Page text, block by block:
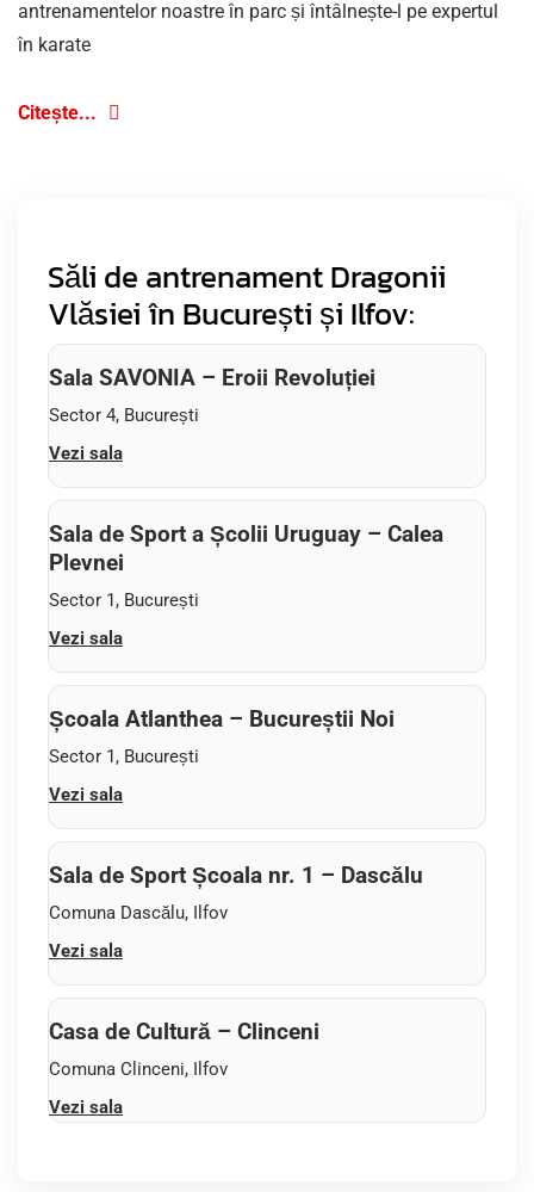
antrenamentelor noastre în parc și întâlnește-l pe expertul
în karate
Citește...
Săli de antrenament Dragonii
Vlăsiei în București și Ilfov:
Sala SAVONIA – Eroii Revoluției
Sector 4, București
Vezi sala
Sala de Sport a Școlii Uruguay – Calea
Plevnei
Sector 1, București
Vezi sala
Școala Atlanthea – Bucureștii Noi
Sector 1, București
Vezi sala
Sala de Sport Școala nr. 1 – Dascălu
Comuna Dascălu, Ilfov
Vezi sala
Casa de Cultură – Clinceni
Comuna Clinceni, Ilfov
Vezi sala